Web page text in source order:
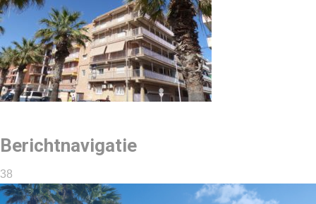
Berichtnavigatie
38